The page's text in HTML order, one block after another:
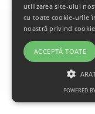
utilizarea site-ului
cu toate cookie-urile
noastră privind
ACCEPTĂ TOATE
STRICT NECESARE
POWERED